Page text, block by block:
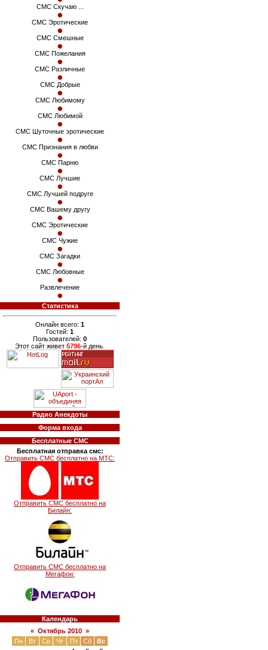
СМС Скучаю ...
СМС Эротические
СМС Смешные
СМС Пожелания
СМС Различные
СМС Добрые
СМС Любимому
СМС Любимой
СМС Шуточные эротические
СМС Признания в любви
СМС Парню
СМС Лучшие
СМС Лучшей подруге
СМС Вашему другу
СМС Эротические
СМС Чужие
СМС Загадки
СМС Любовные
Развлечение
Статистика
Онлайн всего: 1
Гостей: 1
Пользователей: 0
Этот сайт живет 5796-й день.
Радио Анекдоты
Форма входа
Бесплатные СМС
Бесплатная отправка смс:
Отправить СМС бесплатно на МТС:
Отправить СМС бесплатно на
Билайн:
Отправить СМС бесплатно на
Мегафон:
Календарь
« Октябрь 2010 »
Пн
Вт Ср Чт Пт Сб
Вс